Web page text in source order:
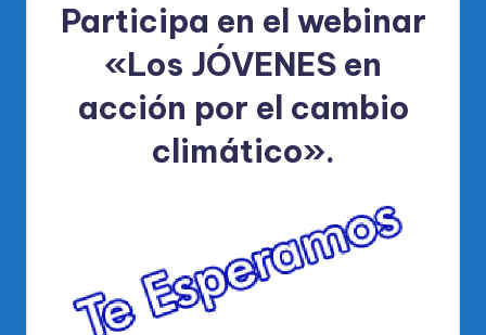
Participa en el webinar
«Los JÓVENES en
acción por el cambio
climático».